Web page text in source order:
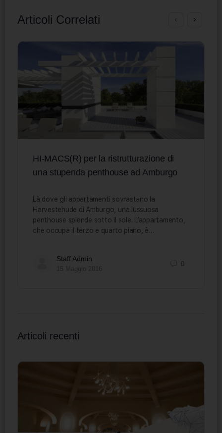
Articoli Correlati
HI-MACS(R) per la ristrutturazione di
una stupenda penthouse ad Amburgo
Là dove gli appartamenti sovrastano la
Harvestehude di Amburgo, una lussuosa
penthouse splende sotto il sole. L’appartamento,
che occupa il terzo e quarto piano, è…
Staff Admin
0
Articoli recenti